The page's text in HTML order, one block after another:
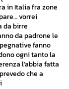
in Italia fra zone
vorrei
da birre
da padrone le
fanno
ogni tanto la
l’abbia fatta
che a